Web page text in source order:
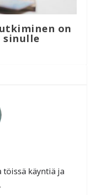
on
sinulle
töissä käyntiä ja